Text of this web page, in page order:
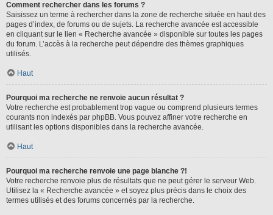
Comment rechercher dans les forums ?
Saisissez un terme à rechercher dans la zone de recherche située en haut des
pages d’index, de forums ou de sujets. La recherche avancée est accessible
en cliquant sur le lien « Recherche avancée » disponible sur toutes les pages
du forum. L’accès à la recherche peut dépendre des thèmes graphiques
utilisés.
Haut
Pourquoi ma recherche ne renvoie aucun résultat ?
Votre recherche est probablement trop vague ou comprend plusieurs termes
courants non indexés par phpBB. Vous pouvez affiner votre recherche en
utilisant les options disponibles dans la recherche avancée.
Haut
Pourquoi ma recherche renvoie une page blanche ?!
Votre recherche renvoie plus de résultats que ne peut gérer le serveur Web.
Utilisez la « Recherche avancée » et soyez plus précis dans le choix des
termes utilisés et des forums concernés par la recherche.